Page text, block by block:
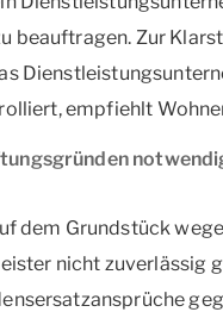
beauftragen. Zur
empfiehlt
dem Grundstück
nicht zuverlässig